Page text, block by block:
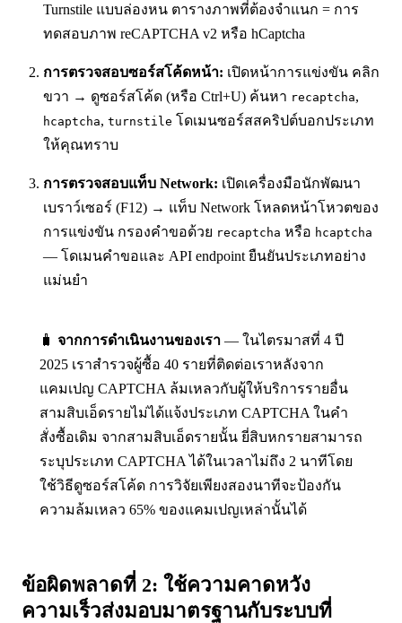
Turnstile แบบล่องหน ตารางภาพที่ต้องจำแนก = การ
ทดสอบภาพ reCAPTCHA v2 หรือ hCaptcha
การตรวจสอบซอร์สโค้ดหน้า: เปิดหน้าการแข่งขัน คลิก
ขวา → ดูซอร์สโค้ด (หรือ Ctrl+U) ค้นหา recaptcha,
hcaptcha, turnstile โดเมนซอร์สสคริปต์บอกประเภท
ให้คุณทราบ
การตรวจสอบแท็บ Network: เปิดเครื่องมือนักพัฒนา
เบราว์เซอร์ (F12) → แท็บ Network โหลดหน้าโหวตของ
การแข่งขัน กรองคำขอด้วย recaptcha หรือ hcaptcha
— โดเมนคำขอและ API endpoint ยืนยันประเภทอย่าง
แม่นยำ
🧳 จากการดำเนินงานของเรา — ในไตรมาสที่ 4 ปี
2025 เราสำรวจผู้ซื้อ 40 รายที่ติดต่อเราหลังจาก
แคมเปญ CAPTCHA ล้มเหลวกับผู้ให้บริการรายอื่น
สามสิบเอ็ดรายไม่ได้แจ้งประเภท CAPTCHA ในคำ
สั่งซื้อเดิม จากสามสิบเอ็ดรายนั้น ยี่สิบหกรายสามารถ
ระบุประเภท CAPTCHA ได้ในเวลาไม่ถึง 2 นาทีโดย
ใช้วิธีดูซอร์สโค้ด การวิจัยเพียงสองนาทีจะป้องกัน
ความล้มเหลว 65% ของแคมเปญเหล่านั้นได้
ข้อผิดพลาดที่ 2: ใช้ความคาดหวัง
ความเร็วส่งมอบมาตรฐานกับระบบที่